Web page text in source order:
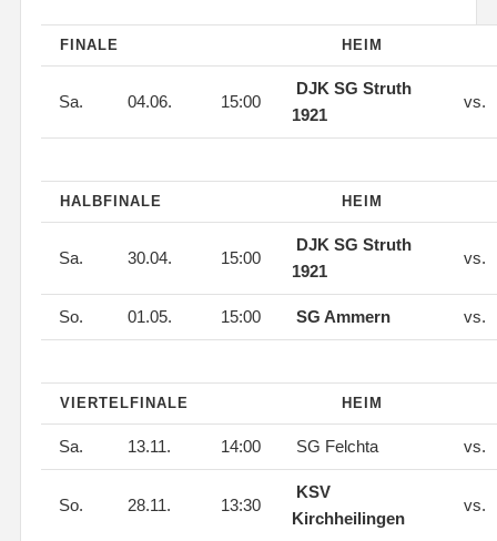
FINALE HEIM
Sa. 04.06. 15:00
DJK SG Struth
1921
vs.
HALBFINALE HEIM
Sa. 30.04. 15:00
DJK SG Struth
1921
vs.
So. 01.05. 15:00 SG Ammern vs.
VIERTELFINALE HEIM
Sa. 13.11. 14:00 SG Felchta vs.
So. 28.11. 13:30
KSV
Kirchheilingen
vs.